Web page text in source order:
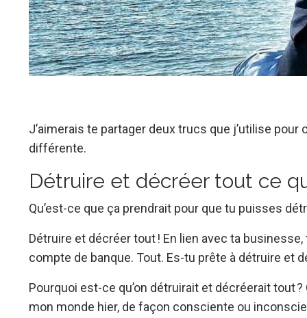
J’aimerais te partager deux trucs que j’utilise
différente.
Détruire et décréer tout ce
Qu’est-ce que ça prendrait pour que tu puisses
Détruire et décréer tout ! En lien avec ta
compte de banque. Tout. Es-tu prête à détruire et
Pourquoi est-ce qu’on détruirait et décréerait tout
mon monde hier, de façon consciente ou